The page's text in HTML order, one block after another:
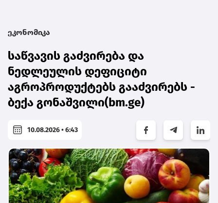
ეკონომიკა
საწვავის გაძვირება და
ნედლეულის დეფიციტი
აგროპროდუქტებს გააძვირებს -
ბექა გონაშვილი(bm.ge)
10.08.2026 • 6:43